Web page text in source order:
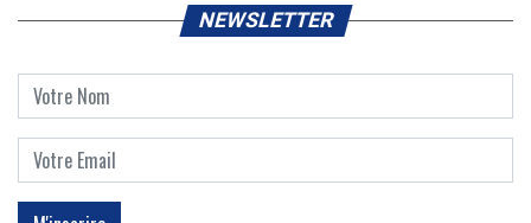
NEWSLETTER